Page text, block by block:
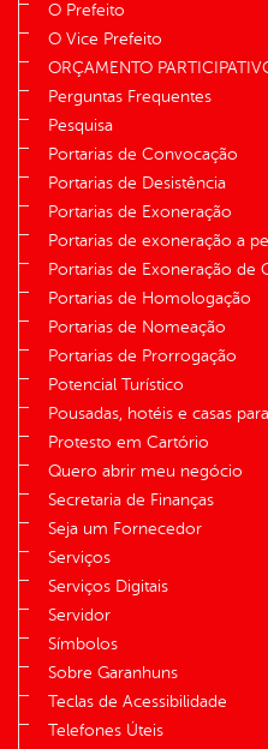
O Prefeito
O Vice Prefeito
ORÇAMENTO
Perguntas Frequentes
Pesquisa
Portarias de Convocação
Portarias de Desistência
Portarias de Exoneração
Portarias de exoneração a
Portarias de Exoneração de
Portarias de Homologação
Portarias de Nomeação
Portarias de Prorrogação
Potencial Turístico
Pousadas, hotéis e casas
Protesto em Cartório
Quero abrir meu negócio
Secretaria de Finanças
Seja um Fornecedor
Serviços
Serviços Digitais
Servidor
Símbolos
Sobre Garanhuns
Teclas de Acessibilidade
Telefones Úteis